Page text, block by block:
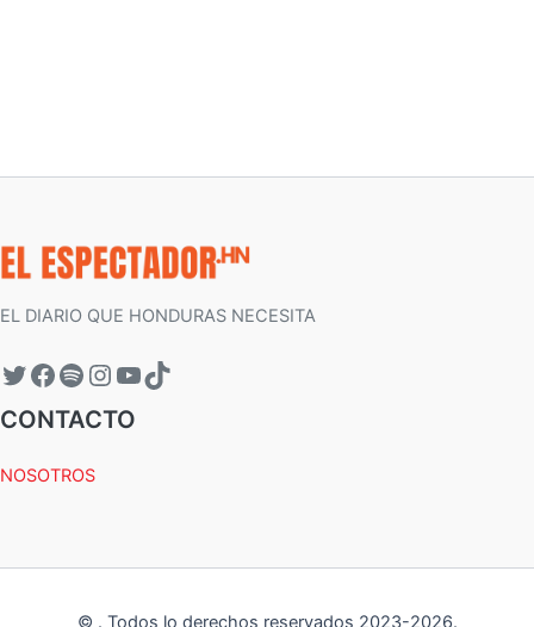
EL DIARIO QUE HONDURAS NECESITA
CONTACTO
NOSOTROS
© . Todos lo derechos reservados 2023-2026.